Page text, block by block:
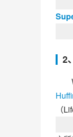
2
（